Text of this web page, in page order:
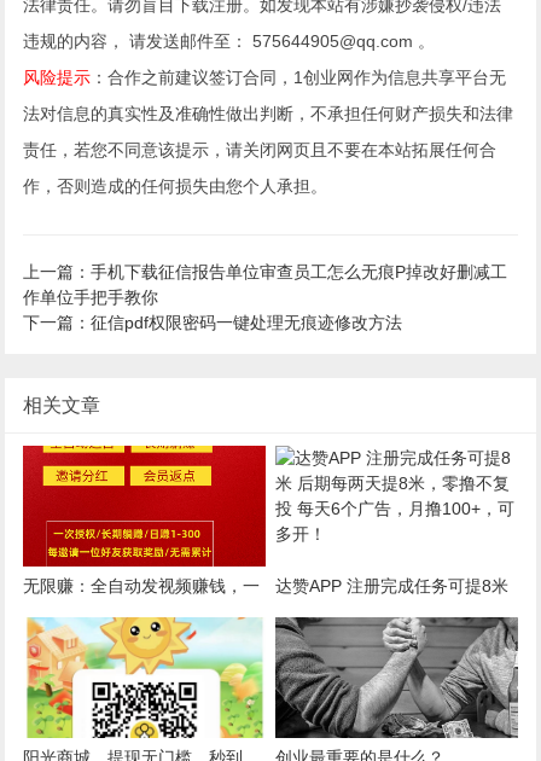
法律责任。请勿盲目下载注册。如发现本站有涉嫌抄袭侵权/违法
违规的内容， 请发送邮件至： 575644905@qq.com 。
风险提示 ：合作之前建议签订合同，1创业网作为信息共享平台无
法对信息的真实性及准确性做出判断，不承担任何财产损失和法律
责任，若您不同意该提示，请关闭网页且不要在本站拓展任何合
作，否则造成的任何损失由您个人承担。
上一篇：手机下载征信报告单位审查员工怎么无痕P掉改好删减工
作单位手把手教你
下一篇：征信pdf权限密码一键处理无痕迹修改方法
相关文章
无限赚：全自动发视频赚钱，一
键授权自动收益，5元起提
达赞APP 注册完成任务可提8米
后期每两天提8米，零撸不复投
每天6个广告，月撸100+，可多
开！